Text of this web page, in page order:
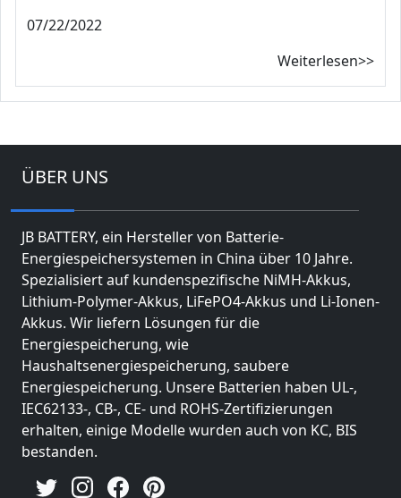
07/22/2022
Weiterlesen>>
ÜBER UNS
JB BATTERY, ein Hersteller von Batterie-
Energiespeichersystemen in China über 10 Jahre.
Spezialisiert auf kundenspezifische NiMH-Akkus,
Lithium-Polymer-Akkus, LiFePO4-Akkus und Li-Ionen-
Akkus. Wir liefern Lösungen für die
Energiespeicherung, wie
Haushaltsenergiespeicherung, saubere
Energiespeicherung. Unsere Batterien haben UL-,
IEC62133-, CB-, CE- und ROHS-Zertifizierungen
erhalten, einige Modelle wurden auch von KC, BIS
bestanden.